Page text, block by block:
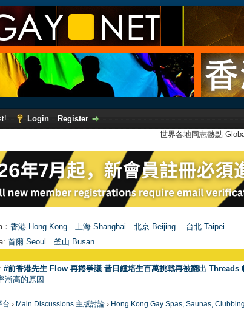
Login
Register
世界各地同志熱點
香港 Hong Kong 上海 Shanghai 北京 Beijing 台北 Taipei
首爾 Seou 釜山 Busan
#前香港先生 Flow 再捲爭議 昔日鍾培生百萬挑戰再被翻出 Threads
漸高的原因
台 › Main Discussions 主版討論 › Hong Kong Gay Spas, Saunas,